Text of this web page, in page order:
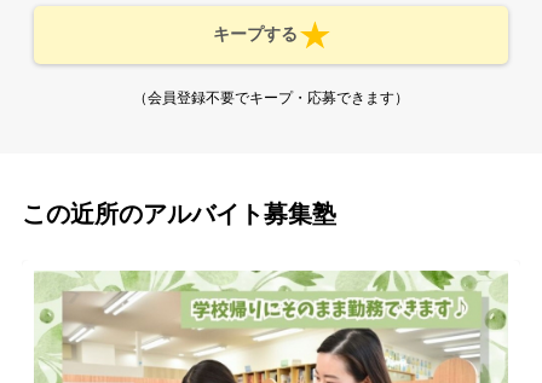
キープする
（会員登録不要でキープ・応募できます）
この近所のアルバイト募集塾